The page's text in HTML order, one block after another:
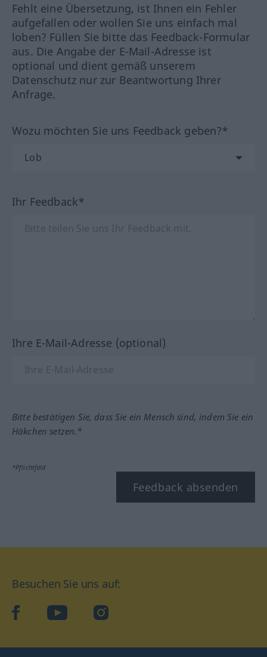
Fehlt eine Übersetzung, ist Ihnen ein Fehler
aufgefallen oder wollen Sie uns einfach mal
loben? Füllen Sie bitte das Feedback-Formular
aus. Die Angabe der E-Mail-Adresse ist
optional und dient gemäß unserem
Datenschutz nur zur Beantwortung Ihrer
Anfrage.
Wozu möchten Sie uns Feedback geben?*
Ihr Feedback*
Ihre E-Mail-Adresse (optional)
Bitte bestätigen Sie, dass Sie ein Mensch sind, indem Sie ein
Häkchen setzen.*
*Pflichtfeld
Feedback absenden
Besuchen Sie uns auf:
facebookYouTube Instagram